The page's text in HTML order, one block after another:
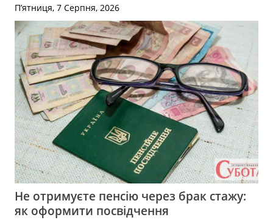
П’ятниця, 7 Серпня, 2026
Не отримуєте пенсію через брак стажу:
як оформити посвідчення